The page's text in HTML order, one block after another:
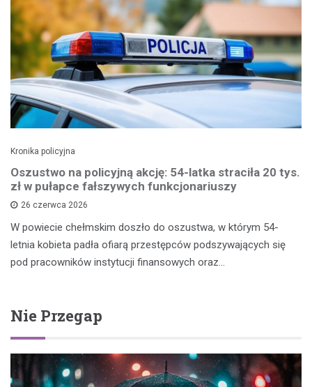
Kronika policyjna
Oszustwo na policyjną akcję: 54-latka straciła 20 tys.
zł w pułapce fałszywych funkcjonariuszy
26 czerwca 2026
W powiecie chełmskim doszło do oszustwa, w którym 54-
letnia kobieta padła ofiarą przestępców podszywających się
pod pracowników instytucji finansowych oraz…
Nie Przegap